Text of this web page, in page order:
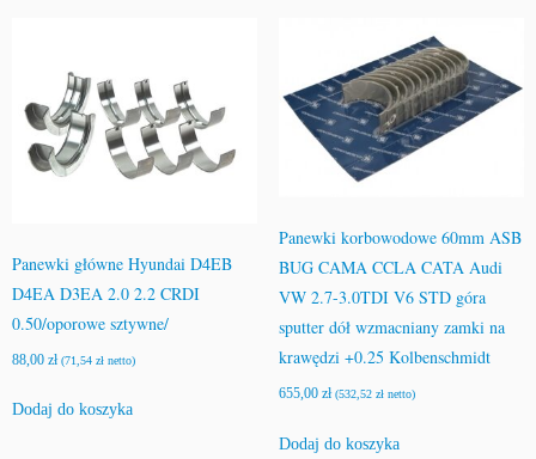
Panewki główne Hyundai D4EB
D4EA D3EA 2.0 2.2 CRDI
0.50/oporowe sztywne/
88,00 zł (71,54 zł netto)
Dodaj do koszyka
Panewki korbowodowe 60mm ASB
BUG CAMA CCLA CATA Audi
VW 2.7-3.0TDI V6 STD góra
sputter dół wzmacniany zamki na
krawędzi +0.25 Kolbenschmidt
655,00 zł (532,52 złnetto)
Dodaj do koszyka